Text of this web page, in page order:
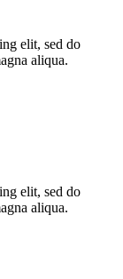
elit, sed do
aliqua.
elit, sed do
aliqua.